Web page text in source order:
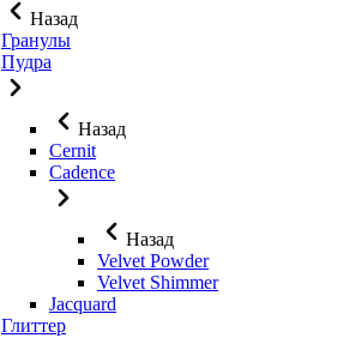
Назад
Гранулы
Пудра
Назад
Cernit
Cadence
Назад
Velvet Powder
Velvet Shimmer
Jaсquard
Глиттер